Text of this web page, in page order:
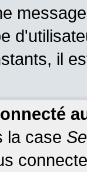
il
la case